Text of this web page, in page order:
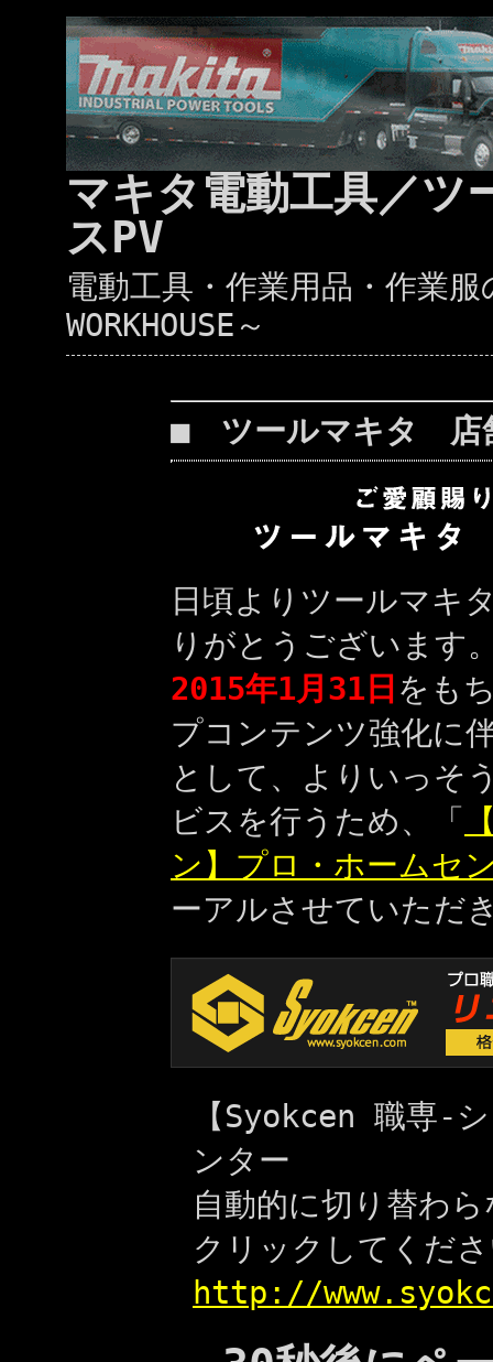
マキタ電動工具／
スPV
電動工具・作業用品・作
WORKHOUSE～
■ ツールマキタ 店
日頃よりツールマキ
りがとうございます
2015年1月31日 をも
プコンテンツ強化に
として、よりいっそ
ビスを行うため、「
ン】プロ・ホームセ
ーアルさせていただ
【Syokcen 職専-
ンター
自動的に切り替わ
クリックしてくだ
http://